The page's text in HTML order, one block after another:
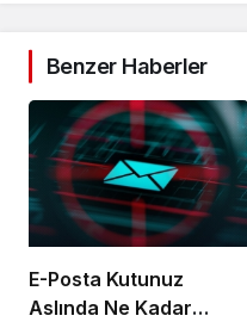
Benzer Haberler
E-Posta Kutunuz
Aslında Ne Kadar